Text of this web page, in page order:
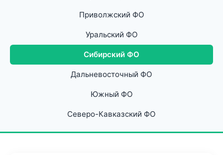
Приволжский ФО
Уральский ФО
Сибирский ФО
Дальневосточный ФО
Южный ФО
Северо-Кавказский ФО